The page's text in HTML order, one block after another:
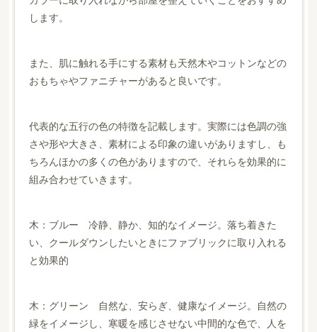
します。
また、肌に触れる手にする素材も天然木やコットンなどの
おもちゃやファニチャーがあると良いです。
代表的な五行の色の特徴を記載します。実際には色調の強
さや形や大きさ、素材による印象の違いがありますし、も
ちろんほかの多くの色がありますので、それらを効果的に
組み合わせていきます。
木：ブルー 冷静、静か、知的なイメージ。落ち着きた
い、クールダウンしたいときにファブリックに取り入れる
と効果的
木：グリーン 自然な、安らぎ、健康なイメージ。自然の
緑をイメージし、寒暖を感じさせない中間的な色で、人を